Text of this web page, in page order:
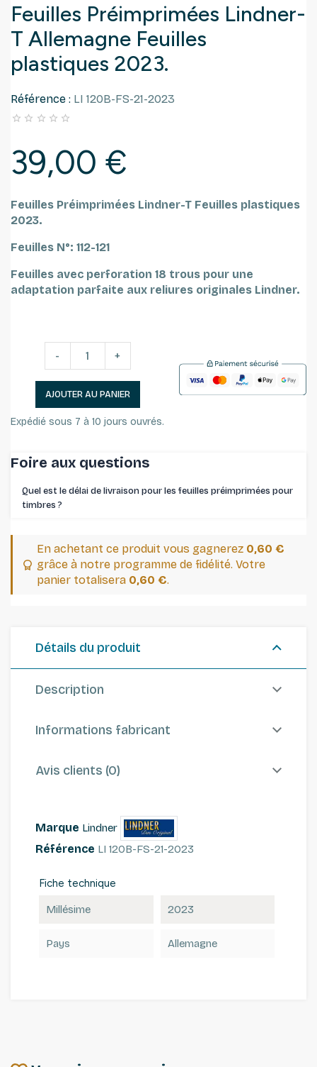
Feuilles Préimprimées Lindner-
T Allemagne Feuilles
plastiques 2023.
Référence : LI 120B-FS-21-2023
    
39,00 €
Feuilles Préimprimées Lindner-T Feuilles plastiques
2023.
Feuilles N°: 112-121
Feuilles avec perforation 18 trous pour une
adaptation parfaite aux reliures originales Lindner.
- +
AJOUTER AU PANIER
Expédié sous 7 à 10 jours ouvrés.
Foire aux questions
Quel est le délai de livraison pour les feuilles préimprimées pour
timbres ⁠?
En achetant ce produit vous gagnerez 0,60 €
grâce à notre programme de fidélité. Votre
panier totalisera 0,60 €.
Détails du produit
Description
Informations fabricant
Avis clients (0)
Marque Lindner
Référence LI 120B-FS-21-2023
Fiche technique
Millésime 2023
Pays Allemagne